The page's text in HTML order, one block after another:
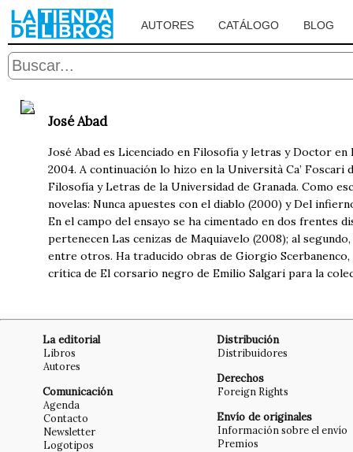
AUTORES CATÁLOGO BLOG
José Abad
José Abad es Licenciado en Filosofía y letras y Doctor
2004. A continuación lo hizo en la Università Ca’ Foscari
Filosofía y Letras de la Universidad de Granada. Como
novelas: Nunca apuestes con el diablo (2000) y Del
En el campo del ensayo se ha cimentado en dos
pertenecen Las cenizas de Maquiavelo (2008); al
entre otros. Ha traducido obras de Giorgio Scerbanenco,
crítica de El corsario negro de Emilio Salgari para la
La editorial
Libros
Autores
Comunicación
Agenda
Contacto
Newsletter
Logotipos
Distribución
Distribuidores
Derechos
Foreign Rights
Envío de originales
Información sobre el envío
Premios